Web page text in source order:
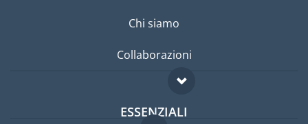
Chi siamo
Collaborazioni
ESSENZIALI